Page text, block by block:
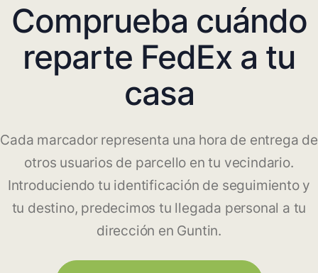
Comprueba cuándo
reparte FedEx a tu
casa
Cada marcador representa una hora de entrega de
otros usuarios de parcello en tu vecindario.
Introduciendo tu identificación de seguimiento y
tu destino, predecimos tu llegada personal a tu
dirección en Guntin.